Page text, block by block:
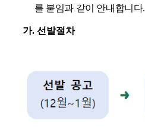
를 붙임과 같이 안내합니다.
가. 선발절차